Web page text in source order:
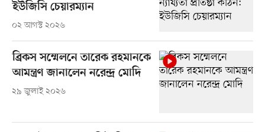
ইউজিসি চেয়ারম্যান
০২ আগস্ট ২০২৬
ব্রিকস সম্মেলনে তারেক রহমানকে
আমন্ত্রণ জানালেন নরেন্দ্র মোদি
২৯ জুলাই ২০২৬